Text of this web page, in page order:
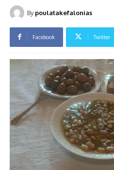
By poulatakefalonias
Facebook Twitter